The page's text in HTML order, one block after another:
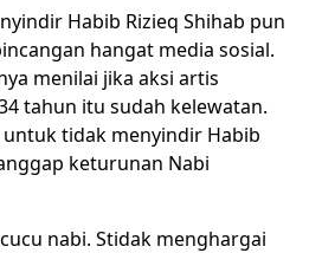
Habib Rizieq Shihab pun
hangat media sosial.
menilai jika aksi artis
tahun itu sudah kelewatan.
tidak menyindir Habib
keturunan Nabi
nabi. Stidak menghargai